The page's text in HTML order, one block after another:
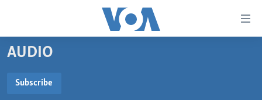
boring
Boshiga
Qidiruvga
AMERIKA
AUDIO
Subscribe